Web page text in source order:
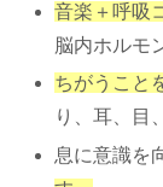
音楽＋呼吸
脳内ホルモ
ちがうこと
り、耳、目
息に意識を